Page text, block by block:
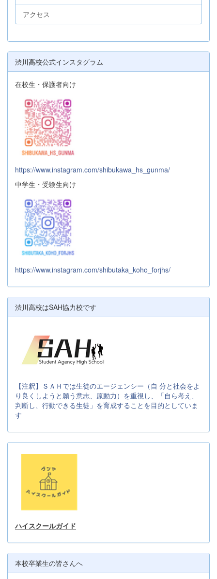
アクセス
渋川高校公式インスタグラム
在校生・保護者向け
https://www.instagram.com/shibukawa_hs_gunma/
中学生・受験生向け
https://www.instagram.com/shibutaka_koho_forjhs/
渋川高校はSAH協力校です
【注釈】ＳＡＨでは生徒のエージェンシー（自 分と社会をよ
り良くしようと願う意志、原動力）を重視し、「自ら考え、
判断し、行動できる生徒」を育成することを目的としていま
す
ハイスクールガイド
本校卒業生の皆さんへ